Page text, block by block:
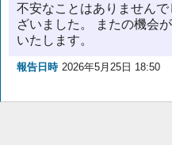
不安なことはありません
ざいました。 またの機会
いたします。
報告日時 2026年5月25日 18:50